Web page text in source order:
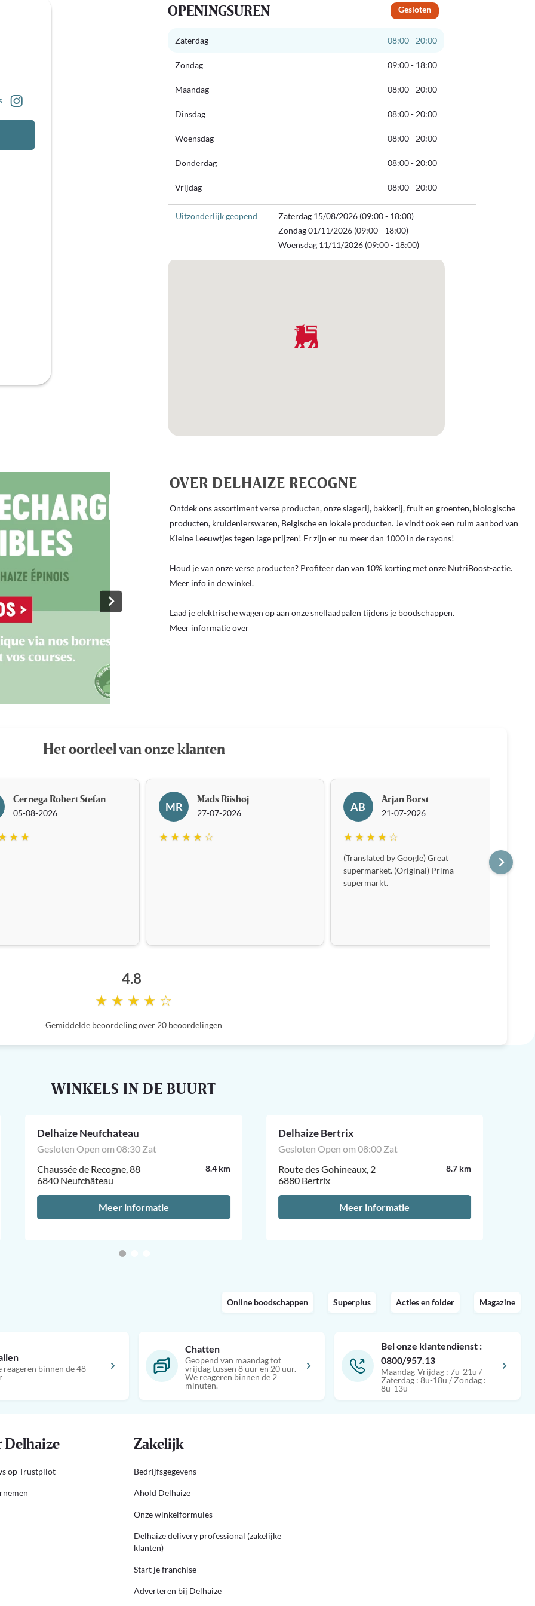
OPENINGSUREN Gesloten
Zaterdag 08:00 - 20:00
Zondag 09:00 - 18:00
Maandag 08:00 - 20:00
Dinsdag 08:00 - 20:00
Woensdag 08:00 - 20:00
Donderdag 08:00 - 20:00
Vrijdag 08:00 - 20:00
Uitzonderlijk geopend
Zaterdag 15/08/2026 (09:00 - 18:00)
Zondag 01/11/2026 (09:00 - 18:00)
Woensdag 11/11/2026 (09:00 - 18:00)
OVER DELHAIZE RECOGNE
Ontdek ons assortiment verse producten, onze slagerij, bakkerij, fruit en groenten, biologische
producten, kruidenierswaren, Belgische en lokale producten. Je vindt ook een ruim aanbod van
Kleine Leeuwtjes tegen lage prijzen! Er zijn er nu meer dan 1000 in de rayons!
Houd je van onze verse producten? Profiteer dan van 10% korting met onze NutriBoost-actie.
Meer info in de winkel.
Laad je elektrische wagen op aan onze snellaadpalen tijdens je boodschappen.
Meer informatieover
Het oordeel van onze klanten
Cernega Robert Stefan
05-08-2026
★ ★
MR
Mads Riishøj
27-07-2026
★ ★ ★ ★ ☆
AB
Arjan Borst
21-07-2026
★ ★ ★ ★ ☆
(Translated by Google) Great
supermarket. (Original) Prima
supermarkt.
4.8
★ ★ ★ ★ ☆
Gemiddelde beoordeling over 20 beoordelingen
WINKELS IN DE BUURT
Delhaize Neufchateau
Gesloten Open om 08:30 Zat
Chaussée de Recogne, 88
6840 Neufchâteau
8.4 km
Meer informatie
Delhaize Bertrix
Gesloten Open om 08:00 Zat
Route des Gohineaux, 2
6880 Bertrix
8.7 km
Meer informatie
Online boodschappen Superplus Acties en folder Magazine
reageren binnen de 48
Chatten
Geopend van maandag tot
vrijdag tussen 8 uur en 20 uur.
We reageren binnen de 2
minuten.
Bel onze klantendienst :
0800/957.13
Maandag-Vrijdag : 7u-21u /
Zaterdag : 8u-18u / Zondag :
8u-13u
Delhaize
op Trustpilot
Zakelijk
Bedrijfsgegevens
Ahold Delhaize
Onze winkelformules
Delhaize delivery professional (zakelijke
klanten)
Start je franchise
Adverteren bij Delhaize